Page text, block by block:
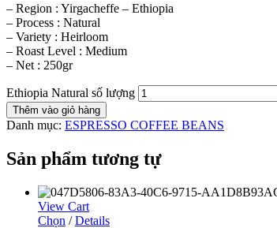
– Region : Yirgacheffe – Ethiopia
– Process : Natural
– Variety : Heirloom
– Roast Level : Medium
– Net : 250gr
Ethiopia Natural số lượng
Thêm vào giỏ hàng
Danh mục: ESPRESSO COFFEE BEANS
Sản phẩm tương tự
View Cart
Chọn / Details